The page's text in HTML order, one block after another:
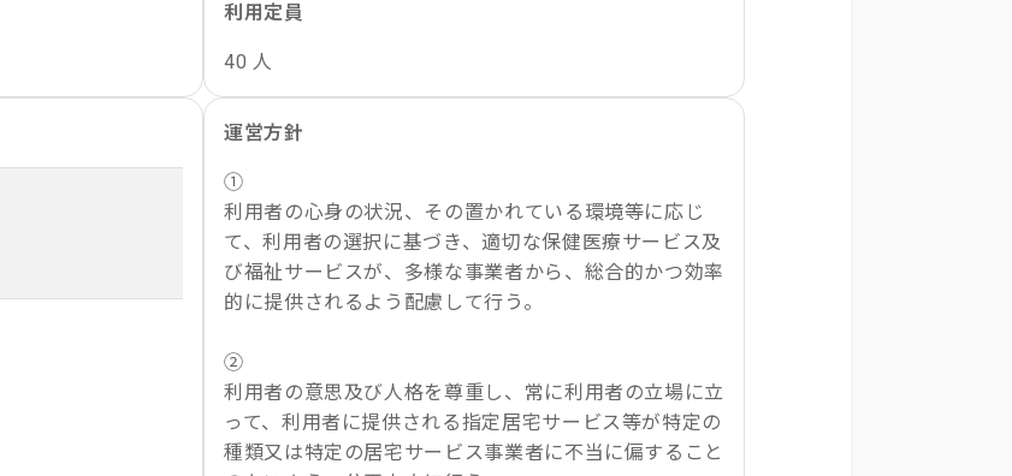
利用定員
40 人
運営方針
①
利用者の心身の状況、その置かれている環境等に応じ
て、利用者の選択に基づき、適切な保健医療サービス及
び福祉サービスが、多様な事業者から、総合的かつ効率
的に提供されるよう配慮して行う。
②
利用者の意思及び人格を尊重し、常に利用者の立場に立
って、利用者に提供される指定居宅サービス等が特定の
種類又は特定の居宅サービス事業者に不当に偏すること